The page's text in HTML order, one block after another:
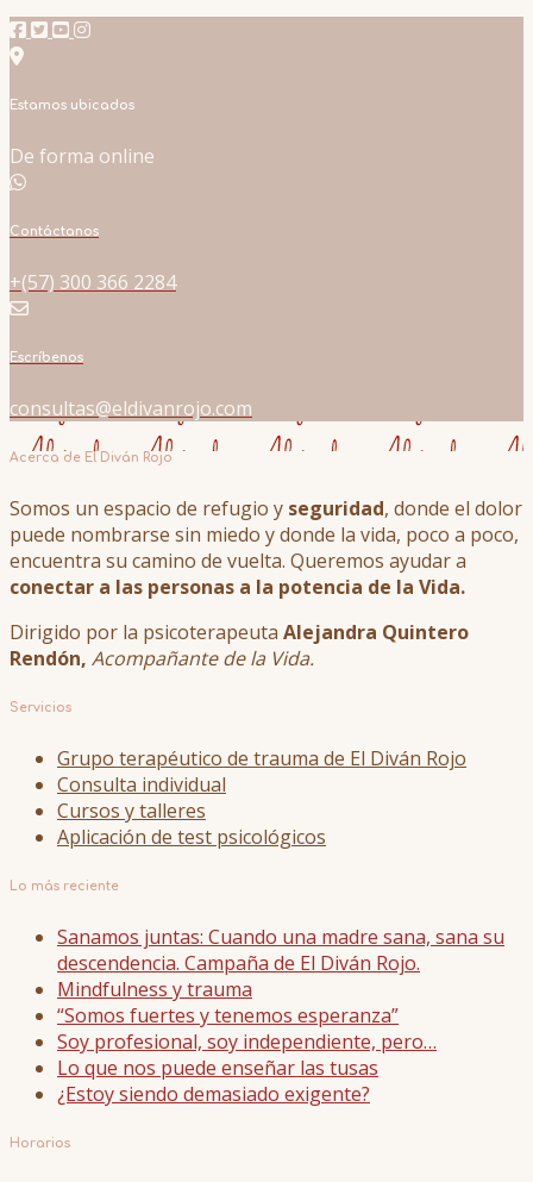
Estamos ubicados
De forma online
Contáctanos
+(57) 300 366 2284
Escríbenos
consultas@eldivanrojo.com
Acerca de El Diván Rojo
Somos un espacio de refugio y seguridad, donde el dolor
puede nombrarse sin miedo y donde la vida, poco a poco,
encuentra su camino de vuelta. Queremos ayudar a
conectar a las personas a la potencia de la Vida.
Dirigido por la psicoterapeuta Alejandra Quintero
Rendón, Acompañante de la Vida.
Servicios
Grupo terapéutico de trauma de El Diván Rojo
Consulta individual
Cursos y talleres
Aplicación de test psicológicos
Lo más reciente
Sanamos juntas: Cuando una madre sana, sana su
descendencia. Campaña de El Diván Rojo.
Mindfulness y trauma
“Somos fuertes y tenemos esperanza”
Soy profesional, soy independiente, pero…
Lo que nos puede enseñar las tusas
¿Estoy siendo demasiado exigente?
Horarios